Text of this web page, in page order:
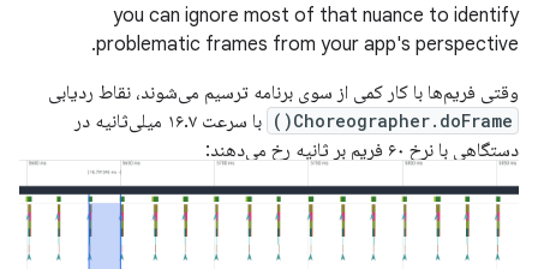
you can ignore most of that nuance to identify
problematic frames from your app's perspective.
وقتی فریم‌ها با کار کمی از سوی برنامه ترسیم می‌شوند، نقاط ردیابی
Choreographer.doFrame()
با سرعت ۱۶.۷ میلی‌ثانیه در
دستگاهی با نرخ ۶۰ فریم بر ثانیه رخ می‌دهند: